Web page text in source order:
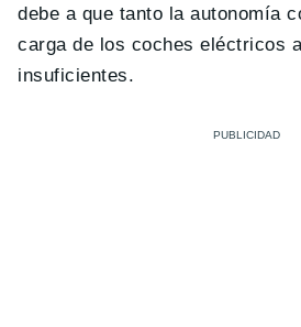
debe a que tanto la autonomía
carga de los coches eléctricos
insuficientes.